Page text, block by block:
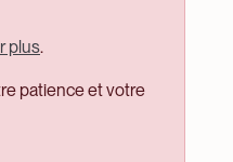
plus.
patience et votre